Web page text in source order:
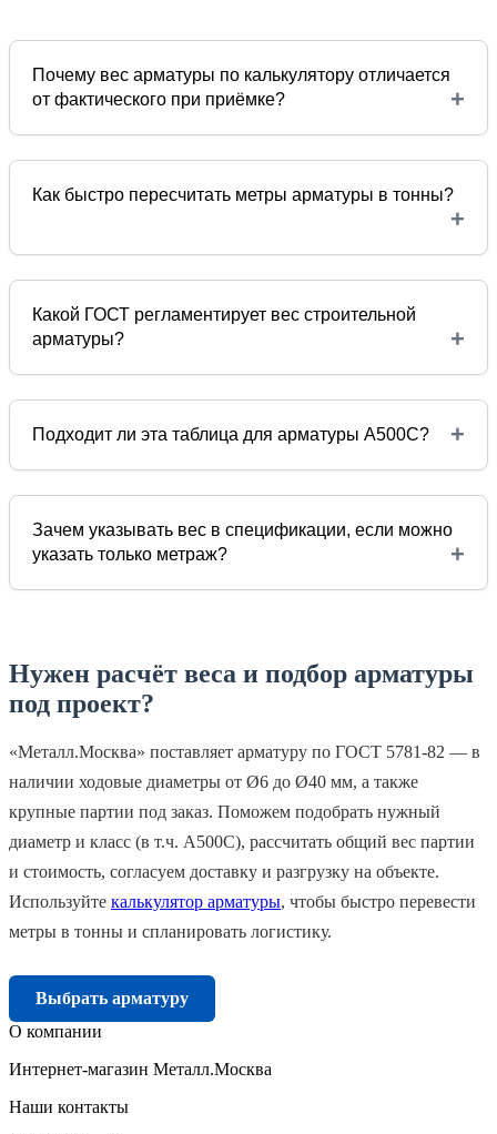
Почему вес арматуры по калькулятору отличается
от фактического при приёмке?
+
Как быстро пересчитать метры арматуры в тонны?
+
Какой ГОСТ регламентирует вес строительной
арматуры?
+
Подходит ли эта таблица для арматуры А500С? +
Зачем указывать вес в спецификации, если можно
указать только метраж?
+
Нужен расчёт веса и подбор арматуры
под проект?
«Металл.Москва» поставляет арматуру по ГОСТ 5781‑82 — в
наличии ходовые диаметры от Ø6 до Ø40 мм, а также
крупные партии под заказ. Поможем подобрать нужный
диаметр и класс (в т.ч. А500С), рассчитать общий вес партии
и стоимость, согласуем доставку и разгрузку на объекте.
Используйте калькулятор арматуры, чтобы быстро перевести
метры в тонны и спланировать логистику.
Выбрать арматуру
О компании
Интернет-магазин Металл.Москва
Наши контакты